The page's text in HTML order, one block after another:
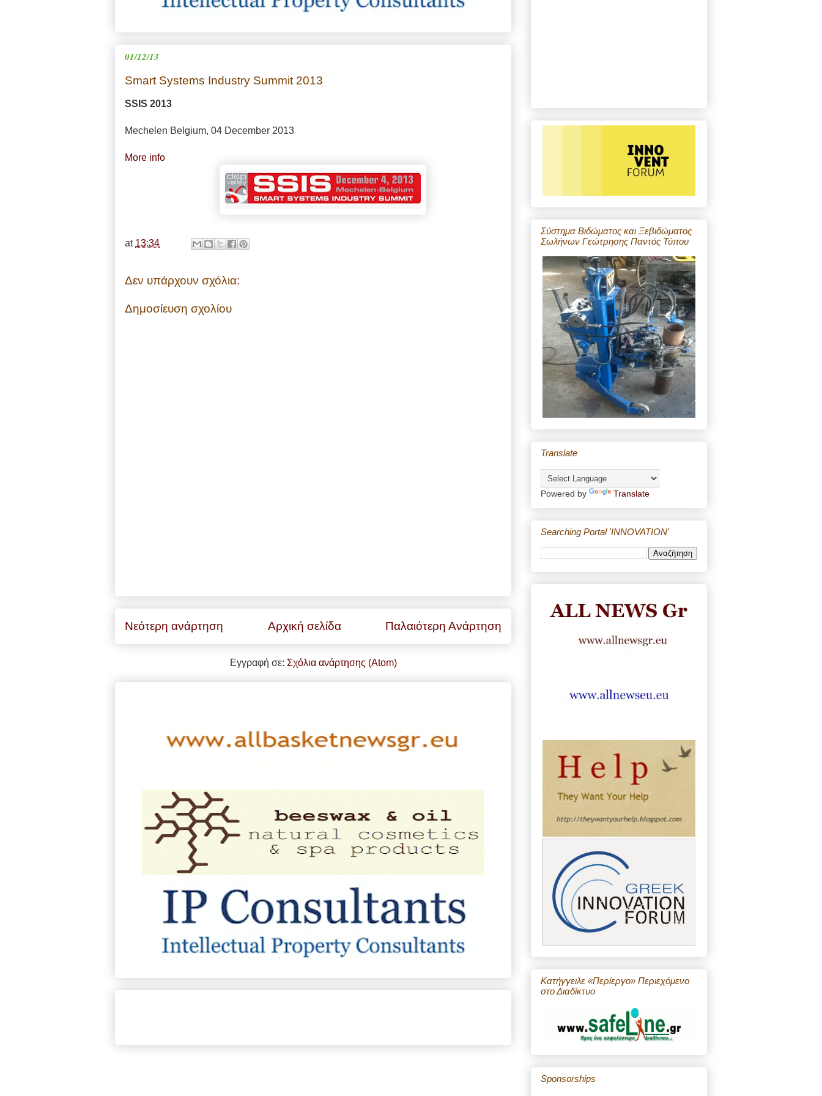
01/12/13
Smart Systems Industry Summit 2013
SSIS 2013
Mechelen Belgium, 04 December 2013
More info
at 13:34
Δεν υπάρχουν σχόλια:
Δημοσίευση σχολίου
Νεότερη ανάρτηση Παλαιότερη Ανάρτηση
Αρχική σελίδα
Εγγραφή σε: Σχόλια ανάρτησης (Atom)
Σύστημα Βιδώματος και Ξεβιδώματος
Σωλήνων Γεώτρησης Παντός Τύπου
Translate
Powered by Translate
Searching Portal 'INNOVATION'
Κατήγγειλε «Περίεργο» Περιεχόμενο
στο Διαδίκτυο
Sponsorships